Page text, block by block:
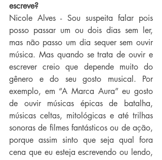
escreve?
Nicole Alves - Sou suspeita falar pois
posso passar um ou dois dias sem ler,
mas não passo um dia sequer sem ouvir
música. Mas quando se trata de ouvir e
escrever creio que depende muito do
gênero e do seu gosto musical. Por
exemplo, em “A Marca Aura” eu gosto
de ouvir músicas épicas de batalha,
músicas celtas, mitológicas e até trilhas
sonoras de filmes fantásticos ou de ação,
porque assim sinto que seja qual fora
cena que eu esteja escrevendo ou lendo,